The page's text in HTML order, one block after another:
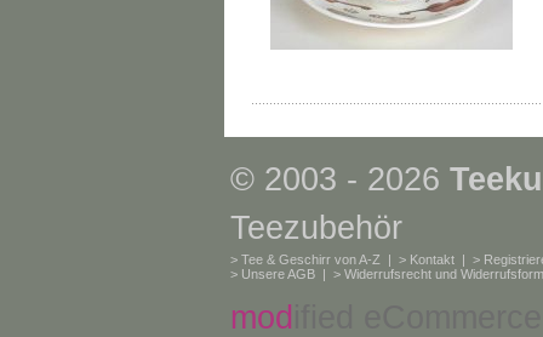
© 2003 - 2026
Teezubehör
> Tee & Geschirr von A-Z | > Kontakt | >
> Unsere AGB | > Widerrufsrecht und
mod